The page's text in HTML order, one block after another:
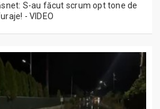
S-au făcut scrum opt tone de
- VIDEO